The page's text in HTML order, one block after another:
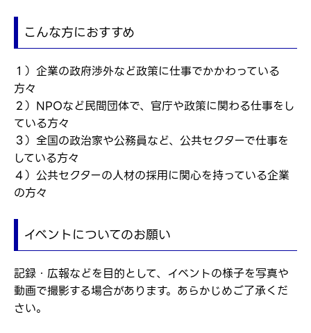
こんな方におすすめ
１）企業の政府渉外など政策に仕事でかかわっている
方々
２）NPOなど民間団体で、官庁や政策に関わる仕事をし
ている方々
３）全国の政治家や公務員など、公共セクターで仕事を
している方々
４）公共セクターの人材の採用に関心を持っている企業
の方々
イベントについてのお願い
記録・広報などを目的として、イベントの様子を写真や
動画で撮影する場合があります。あらかじめご了承くだ
さい。